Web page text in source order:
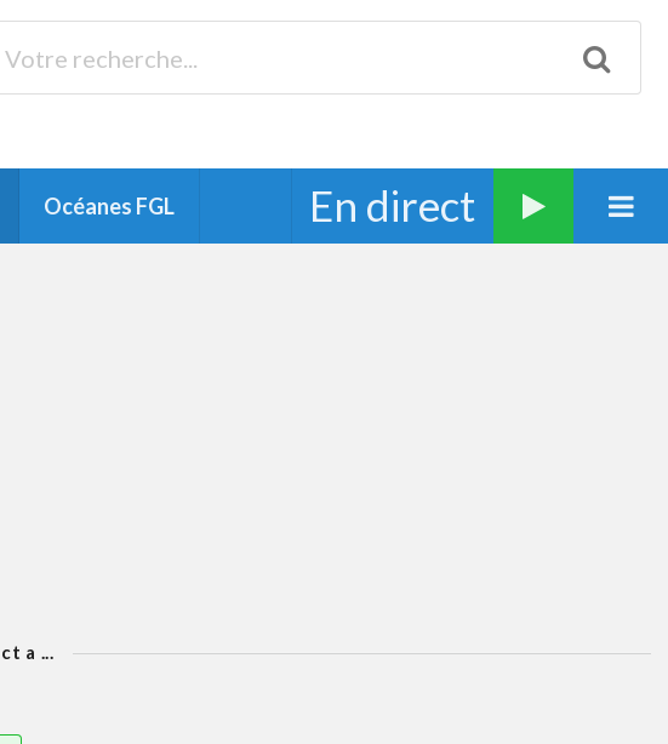
Océanes FGL En direct
a ...